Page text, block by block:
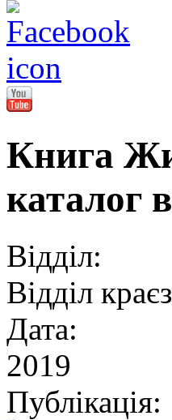
Книга
каталог
Відділ:
Відділ
Дата:
2019
Публікація: